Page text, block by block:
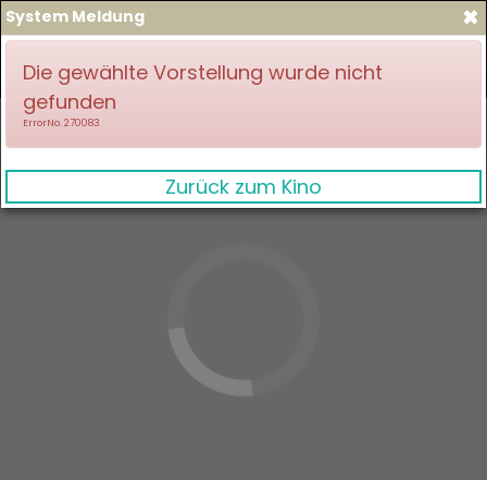
×
System Meldung
Die gewählte Vorstellung wurde nicht
gefunden
ErrorNo. 270083
Zurück zum Kino